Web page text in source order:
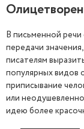
В письменной
передачи
писателям
популярных видов
приписывание
или
идею более